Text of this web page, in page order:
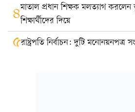
৪মাতাল প্রধান শিক্ষক মলত্যাগ করলেন
শিক্ষার্থীদের দিয়ে
৫রাষ্ট্রপতি নির্বাচন: দুটি মনোনয়নপত্র